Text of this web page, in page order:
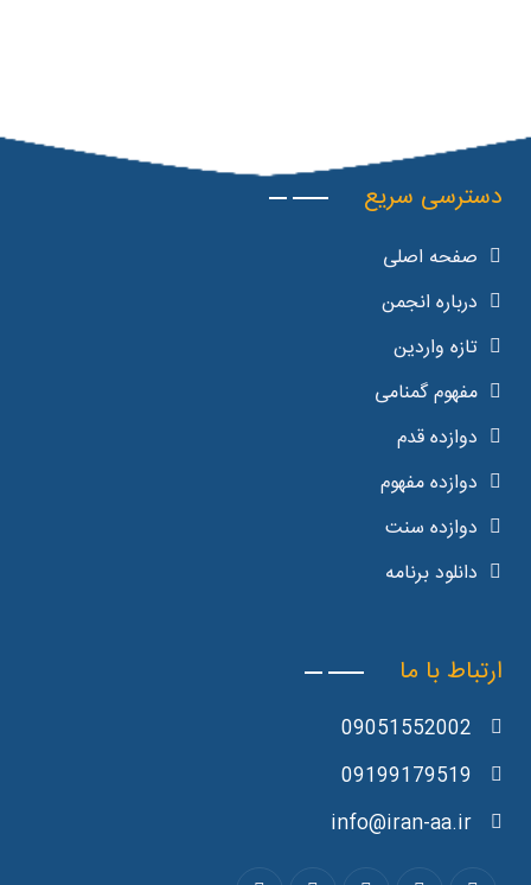
دسترسی سریع
صفحه اصلی
درباره انجمن
تازه واردین
مفهوم گمنامی
دوازده قدم
دوازده مفهوم
دوازده سنت
دانلود برنامه
ارتباط با ما
09051552002
09199179519
info@iran-aa.ir